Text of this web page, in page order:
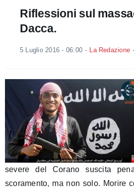
Riflessioni sul
Dacca.
5 Luglio 2016 - 06:00 - La Redazione -
severe del Corano suscita
scoramento, ma non solo. Morire